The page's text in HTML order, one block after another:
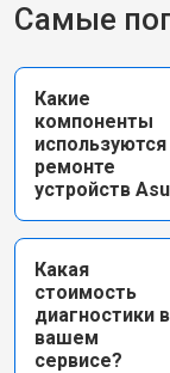
Самые
Какие
компоненты
используются
ремонте
устройств
Какая
стоимость
диагностики в
вашем
сервисе?